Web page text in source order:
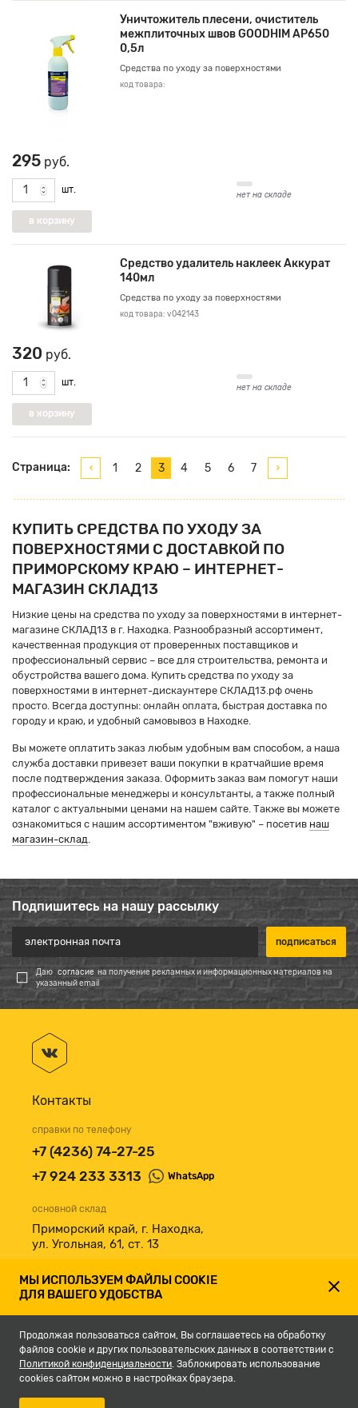
Уничтожитель плесени, очиститель
межплиточных швов GOODHIM AP650
0,5л
Средства по уходу за поверхностями
код товара:
295 руб.
шт. нет на складе
Средство удалитель наклеек Аккурат
140мл
Средства по уходу за поверхностями
код товара: v042143
320 руб.
шт. нет на складе
Страница: 1 2 3 4 5 6 7
КУПИТЬ CРЕДСТВА ПО УХОДУ ЗА
ПОВЕРХНОСТЯМИ С ДОСТАВКОЙ ПО
ПРИМОРСКОМУ КРАЮ – ИНТЕРНЕТ-
МАГАЗИН СКЛАД13
Низкие цены на cредства по уходу за поверхностями в интернет-
магазине СКЛАД13 в г. Находка. Разнообразный ассортимент,
качественная продукция от проверенных поставщиков и
профессиональный сервис – все для строительства, ремонта и
обустройства вашего дома. Купить cредства по уходу за
поверхностями в интернет-дискаунтере СКЛАД13.рф очень
просто. Всегда доступны: онлайн оплата, быстрая доставка по
городу и краю, и удобный самовывоз в Находке.
Вы можете оплатить заказ любым удобным вам способом, а наша
служба доставки привезет ваши покупки в кратчайшие время
после подтверждения заказа. Оформить заказ вам помогут наши
профессиональные менеджеры и консультанты, а также полный
каталог с актуальными ценами на нашем сайте. Также вы можете
ознакомиться с нашим ассортиментом "вживую" – посетив наш
магазин-склад
Подпишитесь на нашу рассылку
Даю согласие на получение рекламных и информационных материалов на
указанный email
Контакты
справки по телефону
+7 (4236) 74-27-25
+7 924 233 3313
WhatsApp
основной склад
Приморский край, г. Находка,
ул. Угольная, 61, ст. 13
принимаем к оплате
МЫ ИСПОЛЬЗУЕМ ФАЙЛЫ COOKIE
ДЛЯ ВАШЕГО УДОБСТВА
Продолжая пользоваться сайтом, Вы соглашаетесь на обработку
файлов cookie и других пользовательских данных в соответствии с
Политикой конфиденциальности. Заблокировать использование
cookies сайтом можно в настройках браузера.